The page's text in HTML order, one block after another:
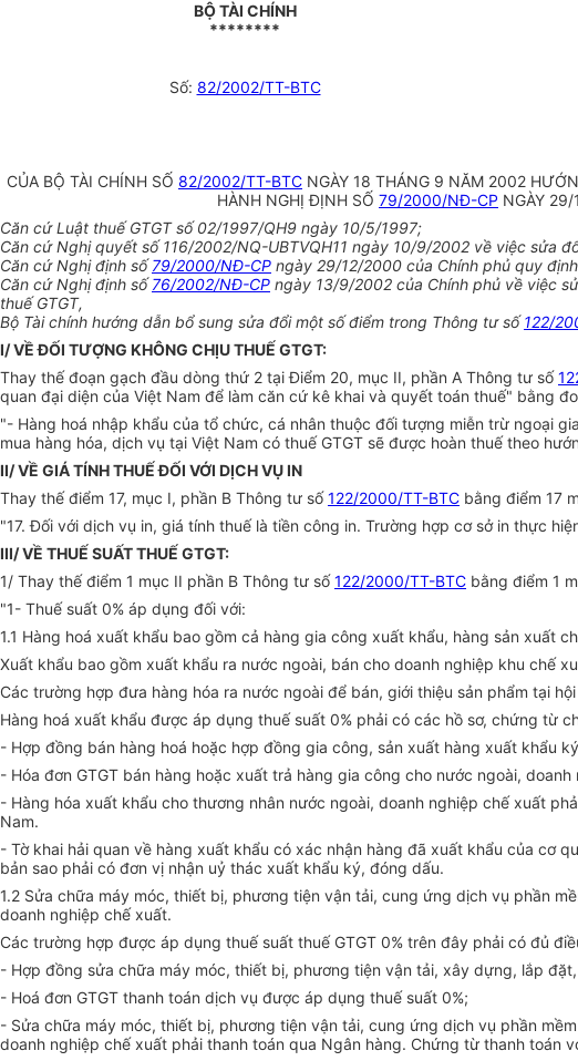
BỘ TÀI CHÍNH
********
Số: 82/2002/TT-BTC
CỦA BỘ TÀI CHÍNH SỐ 82/2002/TT-BTC NGÀY 18 THÁNG 9 NĂM 2002
HÀNH NGHỊ ĐỊNH SỐ 79/2000/NĐ-CP NGÀY
Căn cứ Luật thuế GTGT số 02/1997/QH9 ngày 10/5/1997;
Căn cứ Nghị quyết số 116/2002/NQ-UBTVQH11 ngày 10/9/2002 về việc sửa
Căn cứ Nghị định số79/2000/NĐ-CP ngày 29/12/2000 của Chính phủ quy
Căn cứ Nghị định số76/2002/NĐ-CP ngày 13/9/2002 của Chính phủ về việc
thuế GTGT,
Bộ Tài chính hướng dẫn bổ sung sửa đổi một số điểm trong Thông tư số122/
I/ VỀ ĐỐI TƯỢNG KHÔNG CHỊU THUẾ GTGT:
Thay thế đoạn gạch đầu dòng thứ 2 tại Điểm 20, mục II, phần A Thông tư số
quan đại diện của Việt Nam để làm căn cứ kê khai và quyết toán thuế" bằng
"- Hàng hoá nhập khẩu của tổ chức, cá nhân thuộc đối tượng miễn trừ ngoại
mua hàng hóa, dịch vụ tại Việt Nam có thuế GTGT sẽ được hoàn thuế theo
II/ VỀ GIÁ TÍNH THUẾ ĐỐI VỚI DỊCH VỤ IN
Thay thế điểm 17, mục I, phần B Thông tư số122/2000/TT-BTC bằng điểm 17
"17. Đối với dịch vụ in, giá tính thuế là tiền công in. Trường hợp cơ sở in thực
III/ VỀ THUẾ SUẤT THUẾ GTGT:
1/ Thay thế điểm 1 mục II phần B Thông tư số122/2000/TT-BTC bằng điểm 1
"1- Thuế suất 0% áp dụng đối với:
1.1 Hàng hoá xuất khẩu bao gồm cả hàng gia công xuất khẩu, hàng sản xuất
Xuất khẩu bao gồm xuất khẩu ra nước ngoài, bán cho doanh nghiệp khu chế
Các trường hợp đưa hàng hóa ra nước ngoài để bán, giới thiệu sản phẩm tại
Hàng hoá xuất khẩu được áp dụng thuế suất 0% phải có các hồ sơ, chứng từ
- Hợp đồng bán hàng hoá hoặc hợp đồng gia công, sản xuất hàng xuất khẩu
- Hóa đơn GTGT bán hàng hoặc xuất trả hàng gia công cho nước ngoài,
- Hàng hóa xuất khẩu cho thương nhân nước ngoài, doanh nghiệp chế xuất
Nam.
- Tờ khai hải quan về hàng xuất khẩu có xác nhận hàng đã xuất khẩu của cơ
bản sao phải có đơn vị nhận uỷ thác xuất khẩu ký, đóng dấu.
1.2 Sửa chữa máy móc, thiết bị, phương tiện vận tải, cung ứng dịch vụ phần
doanh nghiệp chế xuất.
Các trường hợp được áp dụng thuế suất thuế GTGT 0% trên đây phải có đủ
- Hợp đồng sửa chữa máy móc, thiết bị, phương tiện vận tải, xây dựng, lắp
- Hoá đơn GTGT thanh toán dịch vụ được áp dụng thuế suất 0%;
- Sửa chữa máy móc, thiết bị, phương tiện vận tải, cung ứng dịch vụ phần
doanh nghiệp chế xuất phải thanh toán qua Ngân hàng. Chứng từ thanh toán